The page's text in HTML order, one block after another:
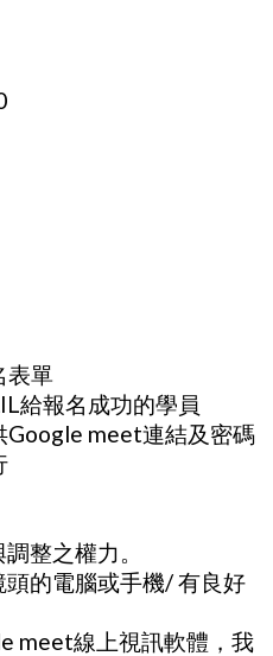
表單
給報名成功的學員
Google meet連結及密碼
整之權力。
的電腦或手機/ 有良好
meet線上視訊軟體，我